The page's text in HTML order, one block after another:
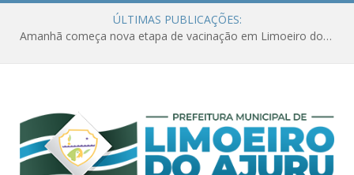
ÚLTIMAS PUBLICAÇÕES:
Amanhã começa nova etapa de vacinação em Limoeiro do Ajuru para idosos com 65 ou mais